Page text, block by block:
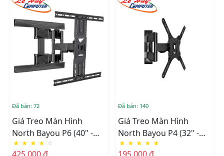
Đã bán: 72
Giá Treo Màn Hình
North Bayou P6 (40" -
75")
★ ★ ★ ★ ☆
Đã bán: 140
Giá Treo Màn Hình
North Bayou P4 (32" -
55")
★ ★ ★ ★ ★